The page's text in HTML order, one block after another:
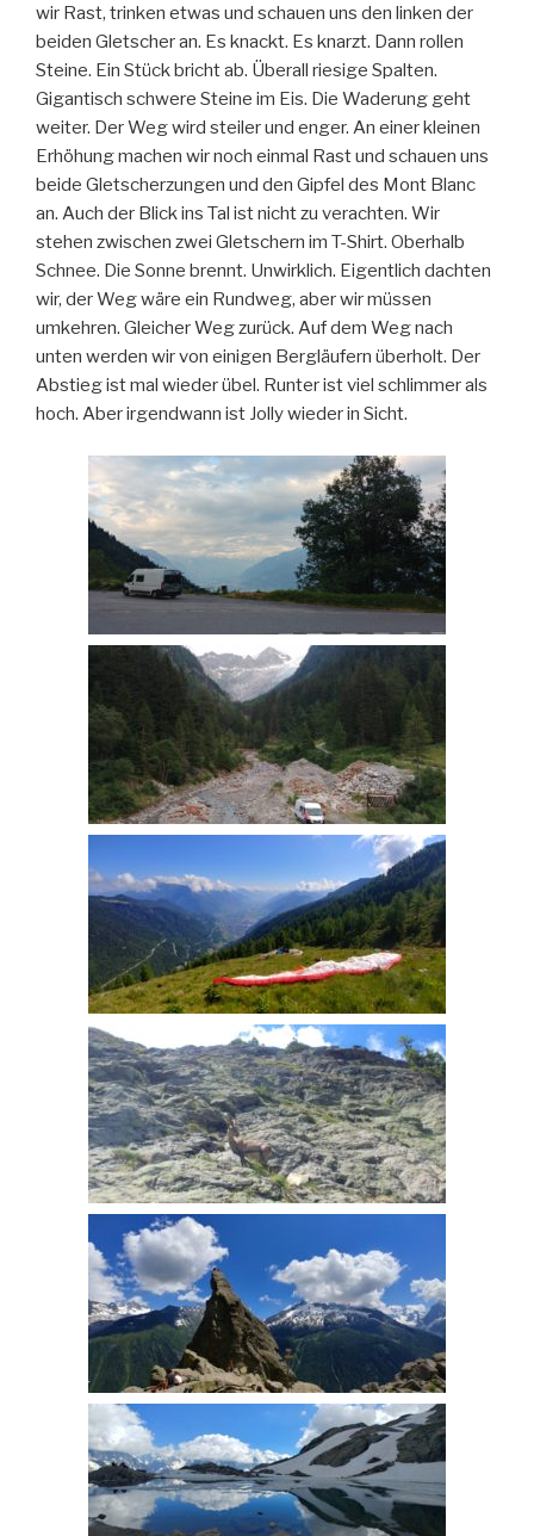
wir Rast, trinken etwas und schauen uns den linken der
beiden Gletscher an. Es knackt. Es knarzt. Dann rollen
Steine. Ein Stück bricht ab. Überall riesige Spalten.
Gigantisch schwere Steine im Eis. Die Waderung geht
weiter. Der Weg wird steiler und enger. An einer kleinen
Erhöhung machen wir noch einmal Rast und schauen uns
beide Gletscherzungen und den Gipfel des Mont Blanc
an. Auch der Blick ins Tal ist nicht zu verachten. Wir
stehen zwischen zwei Gletschern im T-Shirt. Oberhalb
Schnee. Die Sonne brennt. Unwirklich. Eigentlich dachten
wir, der Weg wäre ein Rundweg, aber wir müssen
umkehren. Gleicher Weg zurück. Auf dem Weg nach
unten werden wir von einigen Bergläufern überholt. Der
Abstieg ist mal wieder übel. Runter ist viel schlimmer als
hoch. Aber irgendwann ist Jolly wieder in Sicht.